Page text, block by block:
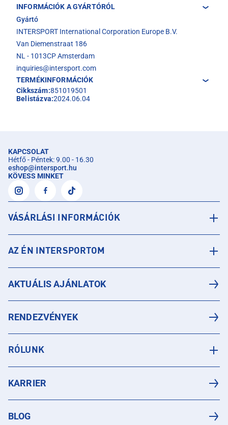
INFORMÁCIÓK A GYÁRTÓRÓL
Gyártó
INTERSPORT International Corporation Europe B.V.
Van Diemenstraat 186
NL - 1013CP Amsterdam
inquiries@intersport.com
TERMÉKINFORMÁCIÓK
Cikkszám:851019501
Belistázva:2024.06.04
KAPCSOLAT
Hétfő - Péntek: 9.00 - 16.30
eshop@intersport.hu
KÖVESS MINKET
VÁSÁRLÁSI INFORMÁCIÓK
AZ ÉN INTERSPORTOM
AKTUÁLIS AJÁNLATOK
RENDEZVÉNYEK
RÓLUNK
KARRIER
BLOG